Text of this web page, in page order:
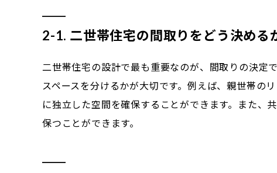
2-1. 二世帯住宅の間取りをどう決める
二世帯住宅の設計で最も重要なのが、間取りの決定
スペースを分けるかが大切です。例えば、親世帯の
に独立した空間を確保することができます。また、
保つことができます。